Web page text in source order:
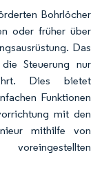
Bohrlöcher
oder früher über
Das
Steuerung nur
Dies bietet
Funktionen
mit den
mithilfe von